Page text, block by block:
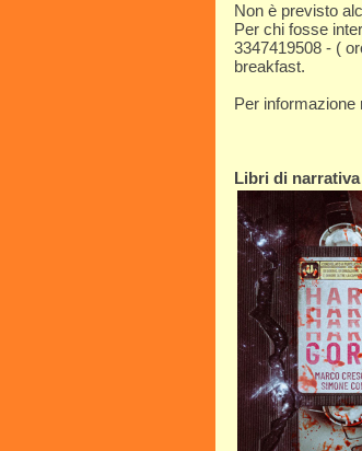
Non è previsto
Per chi fosse
3347419508 - (
breakfast.
Per informazione
Libri di